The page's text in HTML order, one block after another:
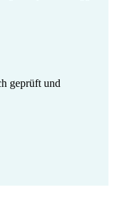
geprüft und